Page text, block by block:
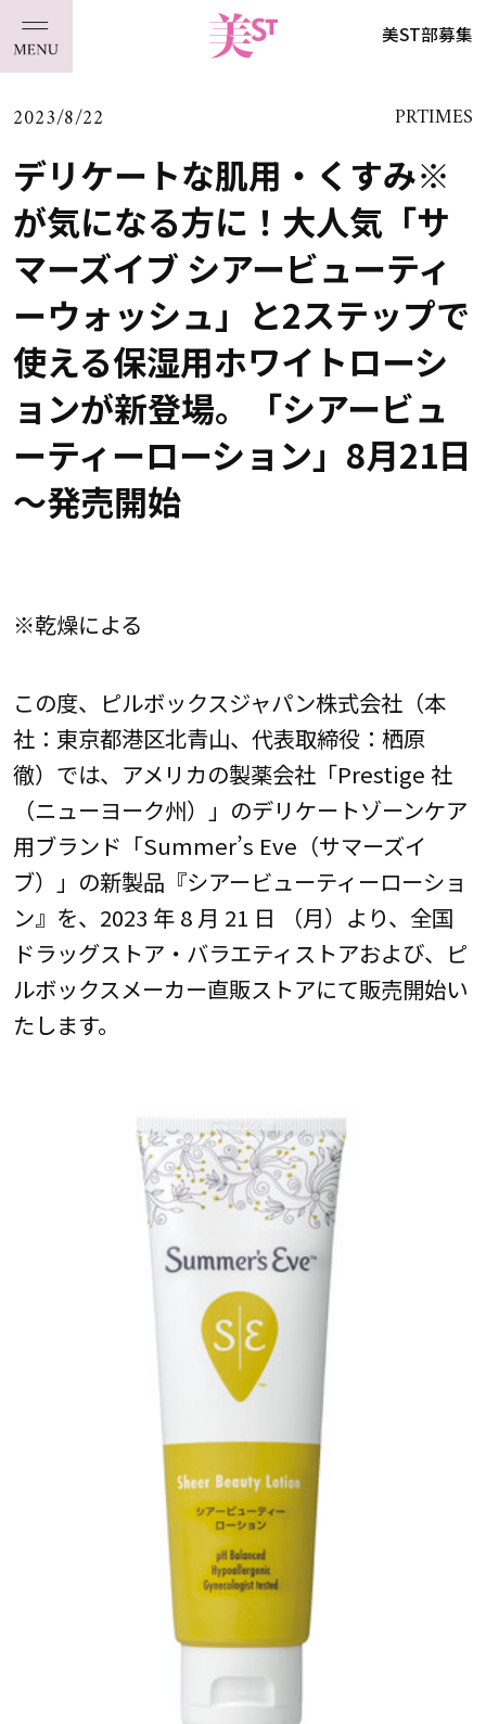
美ST部募集
2023/8/22 PRTIMES
デリケートな肌用・くすみ※
が気になる方に！大人気「サ
マーズイブ シアービューティ
ーウォッシュ」と2ステップで
使える保湿用ホワイトローシ
ョンが新登場。「シアービュ
ーティーローション」8月21日
～発売開始
※乾燥による
この度、ピルボックスジャパン株式会社（本
社：東京都港区北青山、代表取締役：栖原
徹）では、アメリカの製薬会社「Prestige 社
（ニューヨーク州）」のデリケートゾーンケア
用ブランド「Summer’s Eve（サマーズイ
ブ）」の新製品『シアービューティーローショ
ン』を、2023 年 8 月 21 日 （月）より、全国
ドラッグストア・バラエティストアおよび、ピ
ルボックスメーカー直販ストアにて販売開始い
たします。